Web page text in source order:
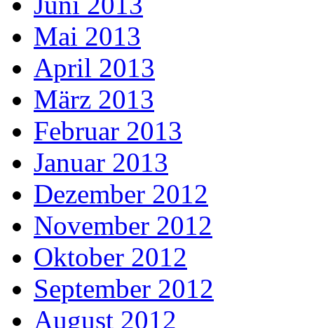
Mai 2013
April 2013
März 2013
Februar 2013
Januar 2013
Dezember 2012
November 2012
Oktober 2012
September 2012
August 2012